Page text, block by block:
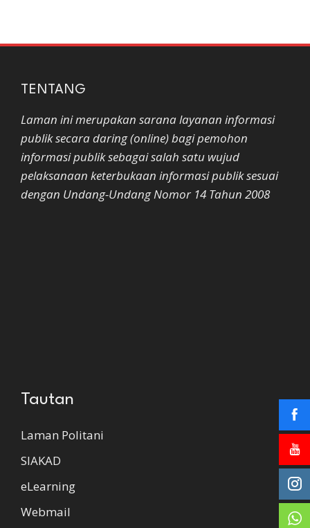
TENTANG
Laman ini merupakan sarana layanan informasi
publik secara daring (online) bagi pemohon
informasi publik sebagai salah satu wujud
pelaksanaan keterbukaan informasi publik sesuai
dengan Undang-Undang Nomor 14 Tahun 2008
Tautan
Laman Politani
SIAKAD
eLearning
Webmail